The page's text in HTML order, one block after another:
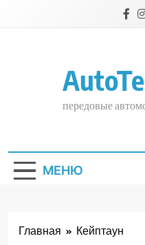
передовые
МЕНЮ
Главная Кейптаун